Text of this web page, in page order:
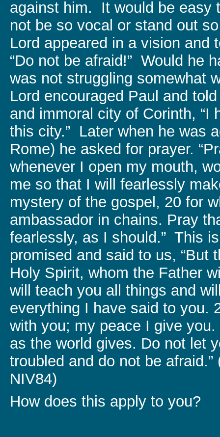
against him. It would be easy
not be so vocal or stand out
Lord appeared in a vision and
“Do not be afraid!” Would he
was not struggling somewhat
Lord encouraged Paul and
and immoral city of Corinth, “I
this city.” Later when he was
Rome) he asked for prayer.
whenever I open my mouth,
me so that I will fearlessly
mystery of the gospel, 20 for
ambassador in chains. Pray
fearlessly, as I should.” This
promised and said to us, “But
Holy Spirit, whom the Father
will teach you all things and
everything I have said to you.
with you; my peace I give
as the world gives. Do not let
troubled and do not be afraid.”
NIV84)
How does this apply to you?